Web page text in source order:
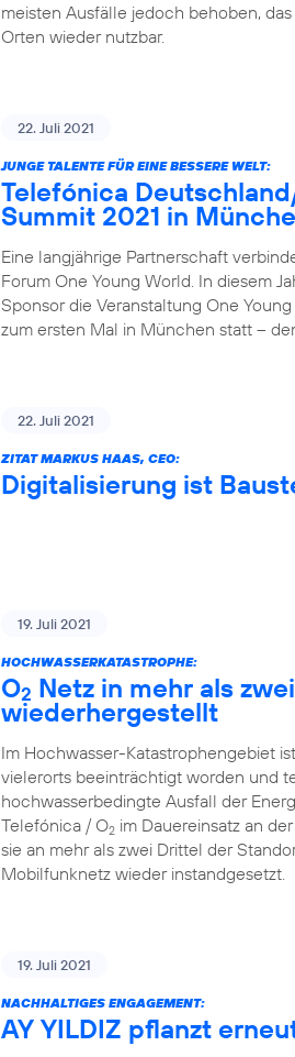
meisten Ausfälle jedoch behoben, das
Orten wieder nutzbar.
22. Juli 2021
JUNGE TALENTE FÜR EINE BESSERE WELT:
Telefónica
Summit 2021 in
Eine langjährige Partnerschaft
Forum One Young World. In diesem
Sponsor die Veranstaltung One
zum ersten Mal in München statt –
22. Juli 2021
ZITAT MARKUS HAAS, CEO:
Digitalisierung ist
19. Juli 2021
HOCHWASSERKATASTROPHE:
O2 Netz in mehr als
wiederhergestellt
Im Hochwasser-Katastrophengebiet
vielerorts beeinträchtigt worden und
hochwasserbedingte Ausfall der
Telefónica / O2 im Dauereinsatz an
sie an mehr als zwei Drittel der
Mobilfunknetz wieder instandgesetzt.
19. Juli 2021
NACHHALTIGES ENGAGEMENT:
AY YILDIZ pflanzt